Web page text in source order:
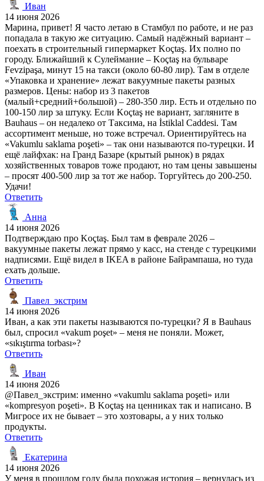
Иван
14 июня 2026
Марина, привет! Я часто летаю в Стамбул по работе, и не раз
попадала в такую же ситуацию. Самый надёжный вариант –
поехать в строительный гипермаркет Koçtaş. Их полно по
городу. Ближайший к Сулеймание – Koçtaş на бульваре
Fevzipaşa, минут 15 на такси (около 60-80 лир). Там в отделе
«Упаковка и хранение» лежат вакуумные пакеты разных
размеров. Цены: набор из 3 пакетов
(малый+средний+большой) – 280-350 лир. Есть и отдельно по
100-150 лир за штуку. Если Koçtaş не вариант, загляните в
Bauhaus – он недалеко от Таксима, на İstiklal Caddesi. Там
ассортимент меньше, но тоже встречал. Ориентируйтесь на
«Vakumlu saklama poşeti» – так они называются по-турецки. И
ещё лайфхак: на Гранд Базаре (крытый рынок) в рядах
хозяйственных товаров тоже продают, но там цены завышены
– просят 400-500 лир за тот же набор. Торгуйтесь до 200-250.
Удачи!
Ответить
Анна
14 июня 2026
Подтверждаю про Koçtaş. Был там в феврале 2026 –
вакуумные пакеты лежат прямо у касс, на стенде с турецкими
надписями. Ещё видел в IKEA в районе Байрампаша, но туда
ехать дольше.
Ответить
Павел_экстрим
14 июня 2026
Иван, а как эти пакеты называются по-турецки? Я в Bauhaus
был, спросил «vakum poşet» – меня не поняли. Может,
«sıkıştırma torbası»?
Ответить
Иван
14 июня 2026
@Павел_экстрим: именно «vakumlu saklama poşeti» или
«kompresyon poşeti». В Koçtaş на ценниках так и написано. В
Мигросе их не бывает – это хозтовары, а у них только
продукты.
Ответить
Екатерина
14 июня 2026
У меня в прошлом году была похожая история – вернулась из